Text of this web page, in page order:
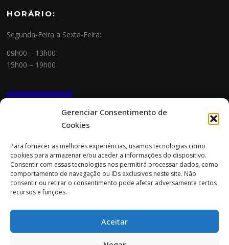
Gerenciar Consentimento de
Cookies
Para fornecer as melhores experiências, usamos tecnologias como
cookies para armazenar e/ou aceder a informações do dispositivo.
Consentir com essas tecnologias nos permitirá processar dados, como
comportamento de navegação ou IDs exclusivos neste site. Não
consentir ou retirar o consentimento pode afetar adversamente certos
recursos e funções.
Aceitar
HORÁRIO:
Segunda-Feira a Sexta-Feira:
09h00 – 13h00
15h00 – 19h00
NEWSLETTER
Morada:
Rua Cidade do Porto 151
4705-085 Braga
Tlm: 919 782 600 (chamada para a rede móvel nacional)